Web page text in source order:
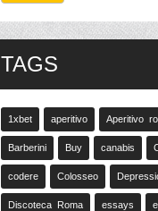
TAGS
1xbet aperitivo Aperitivo
Barberini Buy canabis
codere Colosseo
Discoteca Roma essays